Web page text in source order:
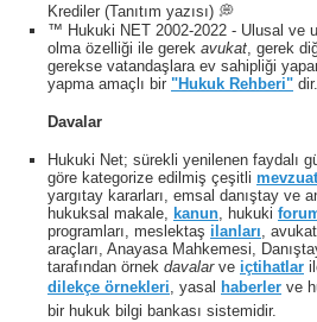
Krediler (Tanıtım yazısı) 💭
™ Hukuki NET 2002-2022 - Ulusal ve
olma özelliği ile gerek avukat , gerek
gerekse vatandaşlara ev sahipliği
yapma amaçlı bir "Hukuk Rehberi" dir.
Davalar
Hukuki Net; sürekli yenilenen faydalı
göre kategorize edilmiş çeşitli mevzuat
yargıtay kararları, emsal danıştay ve
hukuksal makale, kanun, hukuki
programları, meslektaş ilanları,
araçları, Anayasa Mahkemesi,
tarafından örnek davalarve içtihatlar
dilekçe örnekleri, yasal haberler ve
bir hukuk bilgi bankası sistemidir.